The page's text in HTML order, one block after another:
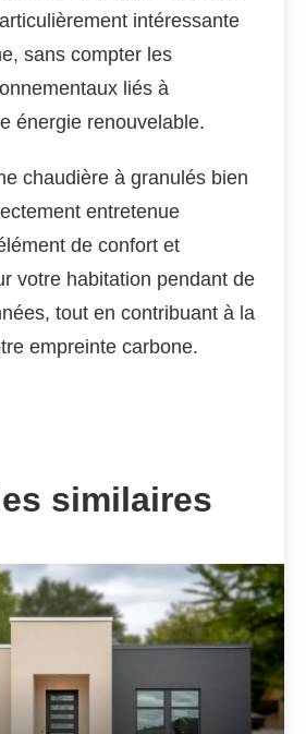
intéressante
sans compter les
liés à
énergie renouvelable.
chaudière à granulés bien
entretenue
de confort et
votre habitation pendant de
tout en contribuant à la
empreinte carbone.
similaires